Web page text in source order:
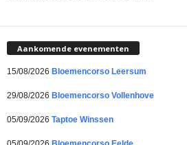
Aankomende evenementen
15/08/2026 Bloemencorso Leersum
29/08/2026 Bloemencorso Vollenhove
05/09/2026 Taptoe Winssen